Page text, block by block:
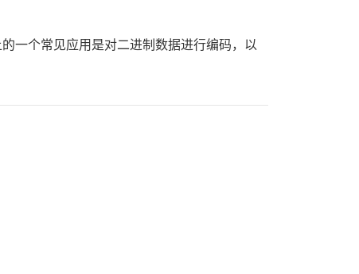
一个常见应用是对二进制数据进行编码，以